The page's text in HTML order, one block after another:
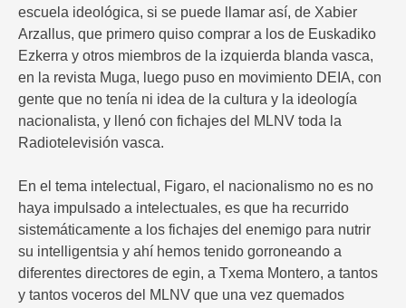
escuela ideológica, si se puede llamar así, de Xabier
Arzallus, que primero quiso comprar a los de Euskadiko
Ezkerra y otros miembros de la izquierda blanda vasca,
en la revista Muga, luego puso en movimiento DEIA, con
gente que no tenía ni idea de la cultura y la ideología
nacionalista, y llenó con fichajes del MLNV toda la
Radiotelevisión vasca.
En el tema intelectual, Figaro, el nacionalismo no es no
haya impulsado a intelectuales, es que ha recurrido
sistemáticamente a los fichajes del enemigo para nutrir
su intelligentsia y ahí hemos tenido gorroneando a
diferentes directores de egin, a Txema Montero, a tantos
y tantos voceros del MLNV que una vez quemados